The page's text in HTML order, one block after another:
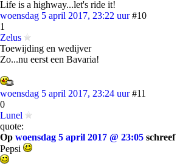
Life is a highway...let's ride it!
woensdag 5 april 2017, 23:22 uur #10
1
Zelus
Toewijding en wedijver
Zo...nu eerst een Bavaria!
woensdag 5 april 2017, 23:24 uur #11
0
Lunel
quote:
Op woensdag 5 april 2017 @ 23:05 schreef
Pepsi